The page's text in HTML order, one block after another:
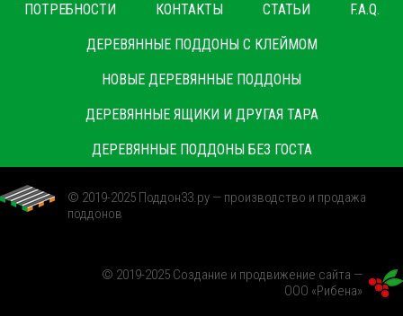
ПОТРЕБНОСТИ КОНТАКТЫ СТАТЬИ F.A.Q.
ДЕРЕВЯННЫЕ ПОДДОНЫ С КЛЕЙМОМ
НОВЫЕ ДЕРЕВЯННЫЕ ПОДДОНЫ
ДЕРЕВЯННЫЕ ЯЩИКИ И ДРУГАЯ ТАРА
ДЕРЕВЯННЫЕ ПОДДОНЫ БЕЗ ГОСТА
© 2019-2025 Поддон33.ру — производство и продажа
поддонов
© 2019-2025 Создание и продвижение сайта —
ООО «Рибена»